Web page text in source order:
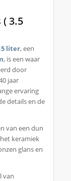
3.5
liter, een
, is een waar
door
jaar
ervaring
details en de
van een dun
keramiek
glans en
van